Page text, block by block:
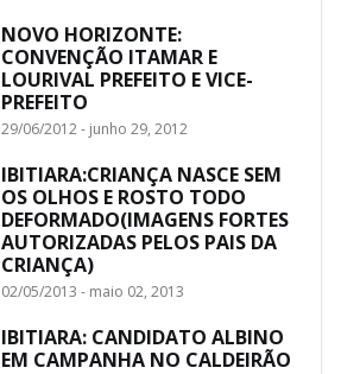
NOVO HORIZONTE:
CONVENÇÃO ITAMAR E
LOURIVAL PREFEITO E VICE-
PREFEITO
29/06/2012 - junho 29, 2012
IBITIARA:CRIANÇA NASCE SEM
OS OLHOS E ROSTO TODO
DEFORMADO(IMAGENS FORTES
AUTORIZADAS PELOS PAIS DA
CRIANÇA)
02/05/2013 - maio 02, 2013
IBITIARA: CANDIDATO ALBINO
EM CAMPANHA NO CALDEIRÃO